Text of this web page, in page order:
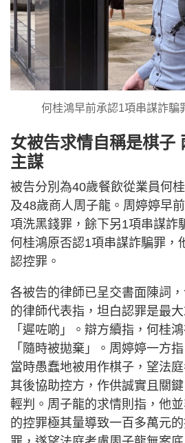
何桂鴻早前承認1項串謀詐騙
女被告求情自稱是棋子
主謀
被告分別為40歲餐飲從業員何
及48歲商人周子龍。周婷婷早
項洗黑錢罪，餘下另1項串謀詐
何桂鴻原否認1項串謀詐騙罪，
認控罪。
各被告的律師已呈交書面陳詞
的律師代表指，坦白認罪是最
「遲咗啲」。辯方續指，何桂
「隨時被拋棄」。周婷婷一方
當時愚蠢地被用作棋子，望法
其後協助控方，作供誠實且關
輕判。周子龍的求情則指，他
的控罪極其量導致一百多萬元